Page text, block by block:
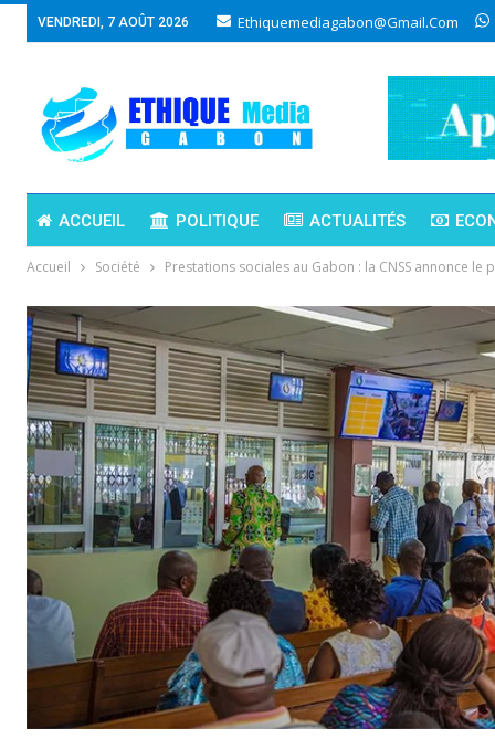
VENDREDI, 7 AOÛT 2026 Ethiquemediagabon@gmail.com
ACCUEIL POLITIQUE ACTUALITÉS
Accueil Société Prestations sociales au Gabon : la CNSS annonce